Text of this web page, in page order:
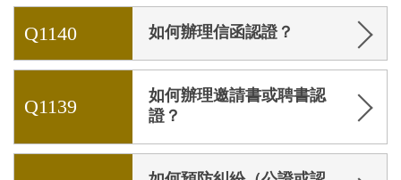
Q1140 如何辦理信函認證？
Q1139
如何辦理邀請書或聘書認
證？